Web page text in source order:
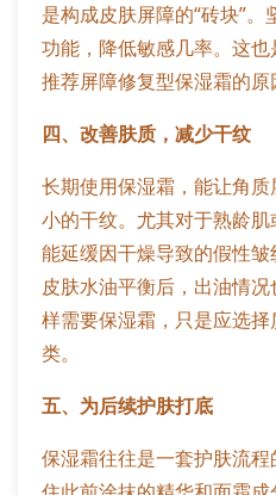
是构成皮肤屏障的“砖块”
功能，降低敏感几率。这
推荐屏障修复型保湿霜的原
四、改善肤质，减少干纹
长期使用保湿霜，能让角
小的干纹。尤其对于熟龄
能延缓因干燥导致的假性皱
皮肤水油平衡后，出油情
样需要保湿霜，只是应选
类。
五、为后续护肤打底
保湿霜往往是一套护肤流